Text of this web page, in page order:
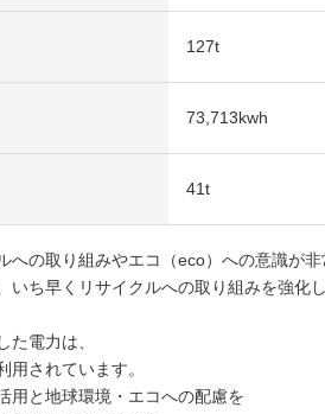
127t
73,713kwh
41t
への取り組みやエコ（eco）への意識が
いち早くリサイクルへの取り組みを強化
た電力は、
用されています。
用と地球環境・エコへの配慮を